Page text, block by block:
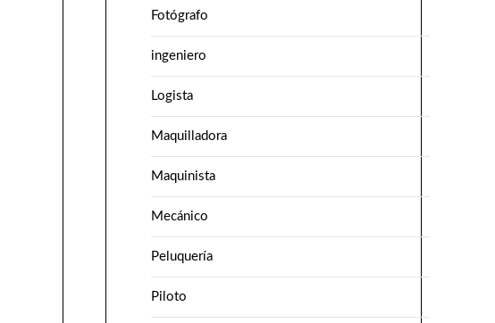
Fotógrafo
ingeniero
Logista
Maquilladora
Maquinista
Mecánico
Peluquería
Piloto